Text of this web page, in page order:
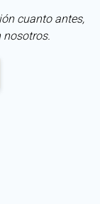
cuanto antes,
nosotros.